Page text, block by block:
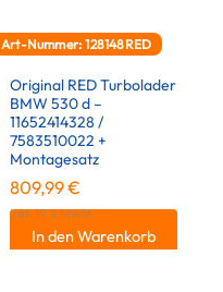
Art-Nummer: 128148RED
Original RED Turbolader
BMW 530 d –
11652414328 /
7583510022 +
Montagesatz
809,99€
inkl. 19 % MwSt.
In den Warenkorb